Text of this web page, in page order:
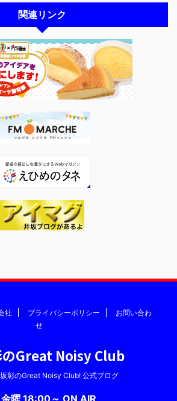
関連リンク
社 プライバシーポリシー
お問い合わ
せ
のGreat Noisy Club
彰のGreat Noisy Club! 公式ブログ
金曜 18:00～ ON AIR